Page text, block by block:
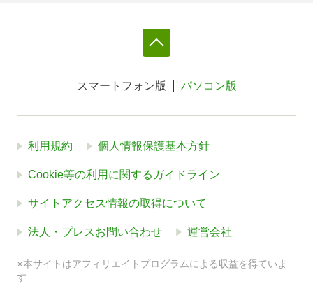
スマートフォン版 パソコン版
利用規約 個人情報保護基本方針
Cookie等の利用に関するガイドライン
サイトアクセス情報の取得について
法人・プレスお問い合わせ 運営会社
※本サイトはアフィリエイトプログラムによる収益を得ていま
す